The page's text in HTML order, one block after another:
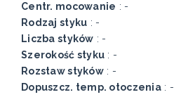
Centr. mocowanie : -
Rodzaj styku : -
Liczba styków : -
Szerokość styku : -
Rozstaw styków: -
Dopuszcz. temp. otoczenia : -